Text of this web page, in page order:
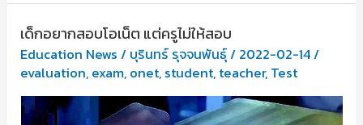
ดมฯ
สอบ
เข้า
โรงเรียน
เด็กอยากสอบโอเน็ต แต่ครูไม่ให้สอบ
Education News / บุรินทร์ รุจจนพันธุ์/ 2022-02-14/
evaluation, exam, onet, student, teacher, Test